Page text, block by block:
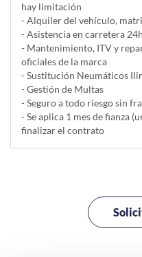
hay limitación
- Alquiler del vehí­culo,
- Asistencia en carretera 24h
- Mantenimiento, ITV y
oficiales de la marca
- Sustitución Neumáticos
- Gestión de Multas
- Seguro a todo riesgo sin
- Se aplica 1 mes de fianza
finalizar el contrato